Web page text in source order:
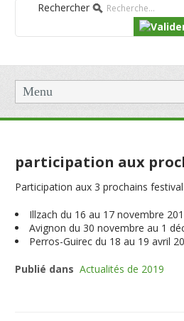
Rechercher
Menu
participation aux
Participation aux 3 prochains festival
Illzach du 16 au 17 novembre
Avignon du 30 novembre au 1
Perros-Guirec du 18 au 19 avril
Publié dans Actualités de 2019